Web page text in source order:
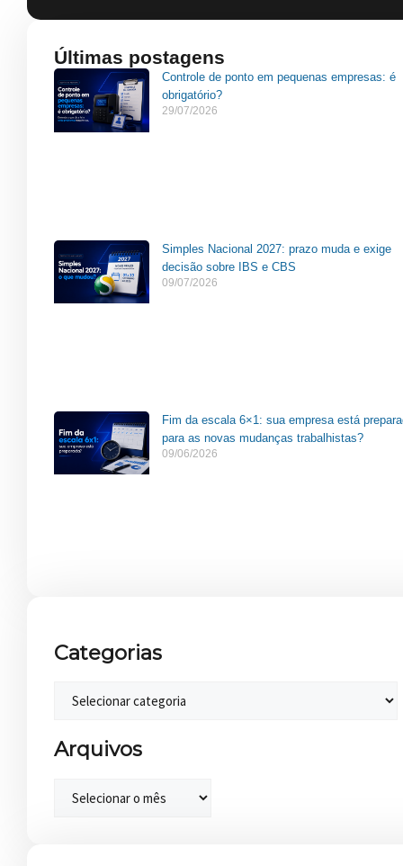
Últimas postagens
Controle de ponto em pequenas empresas: é
obrigatório?
29/07/2026
Simples Nacional 2027: prazo muda e exige
decisão sobre IBS e CBS
09/07/2026
Fim da escala 6×1: sua empresa está
para as novas mudanças trabalhistas?
09/06/2026
Categorias
Arquivos